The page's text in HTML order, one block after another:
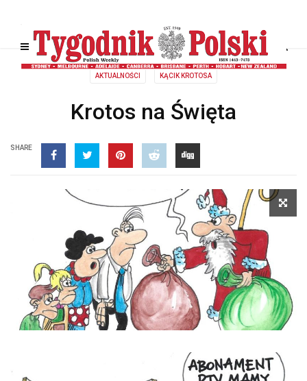
AKTUALNOŚCI KĄCIK KROTOSA
Krotos na Święta
SHARE